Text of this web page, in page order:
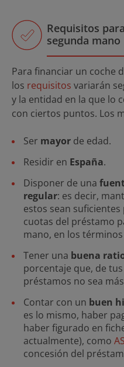
Requisitos
segunda mano
Para financiar un coche
los requisitos variarán
y la entidad en la que lo
con ciertos puntos. Los
Ser mayor de edad.
Residir en España.
Disponer de una
regular: es decir,
estos sean
cuotas del préstamo
mano, en los
Tener una buena
porcentaje que, de
préstamos no sea
Contar con un buen
es lo mismo, haber
haber figurado en
actualmente), como
concesión del